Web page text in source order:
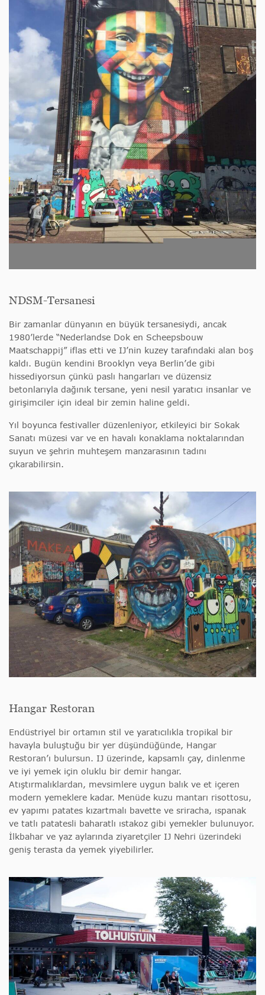
NDSM-Tersanesi
Bir zamanlar dünyanın en büyük tersanesiydi, ancak
1980’lerde “Nederlandse Dok en Scheepsbouw
Maatschappij” iflas etti ve IJ’nin kuzey tarafındaki alan boş
kaldı. Bugün kendini Brooklyn veya Berlin’de gibi
hissediyorsun çünkü paslı hangarları ve düzensiz
betonlarıyla dağınık tersane, yeni nesil yaratıcı insanlar ve
girişimciler için ideal bir zemin haline geldi.
Yıl boyunca festivaller düzenleniyor, etkileyici bir Sokak
Sanatı müzesi var ve en havalı konaklama noktalarından
suyun ve şehrin muhteşem manzarasının tadını
çıkarabilirsin.
Hangar Restoran
Endüstriyel bir ortamın stil ve yaratıcılıkla tropikal bir
havayla buluştuğu bir yer düşündüğünde, Hangar
Restoran’ı bulursun. IJ üzerinde, kapsamlı çay, dinlenme
ve iyi yemek için oluklu bir demir hangar.
Atıştırmalıklardan, mevsimlere uygun balık ve et içeren
modern yemeklere kadar. Menüde kuzu mantarı risottosu,
ev yapımı patates kızartmalı bavette ve sriracha, ıspanak
ve tatlı patatesli baharatlı ıstakoz gibi yemekler bulunuyor.
İlkbahar ve yaz aylarında ziyaretçiler IJ Nehri üzerindeki
geniş terasta da yemek yiyebilirler.